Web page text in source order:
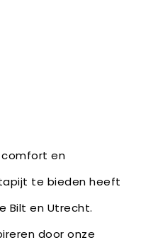
comfort en
te bieden heeft
Bilt en Utrecht.
door onze